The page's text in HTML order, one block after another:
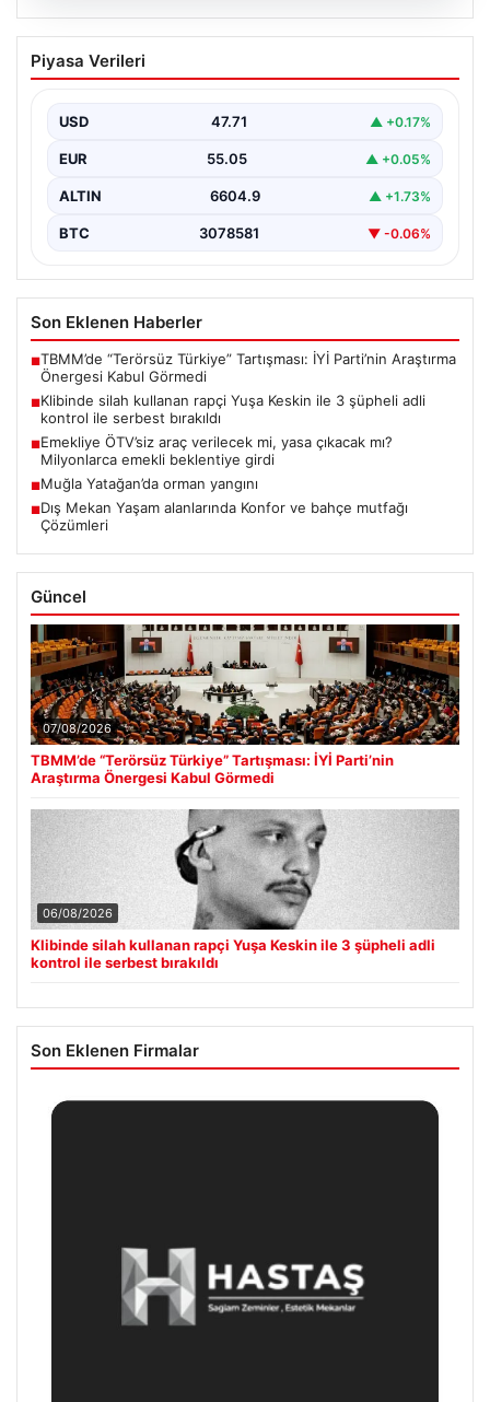
06.08.2026
Klibinde silah kullanan rapçi Yuşa
Keskin ile 3 şüpheli adli kontrol ile
Piyasa Verileri
USD 47.71 ▲ +0.17%
EUR 55.05 ▲ +0.05%
ALTIN 6604.9 ▲ +1.73%
BTC 3078581 ▼ -0.06%
Son Eklenen Haberler
■TBMM’de “Terörsüz Türkiye” Tartışması: İYİ Parti’nin Araştırma
Önergesi Kabul Görmedi
■Klibinde silah kullanan rapçi Yuşa Keskin ile 3 şüpheli adli
kontrol ile serbest bırakıldı
■Emekliye ÖTV’siz araç verilecek mi, yasa çıkacak mı?
Milyonlarca emekli beklentiye girdi
■Muğla Yatağan’da orman yangını
■Dış Mekan Yaşam alanlarında Konfor ve bahçe mutfağı
Çözümleri
Güncel
07/08/2026
TBMM’de “Terörsüz Türkiye” Tartışması: İYİ Parti’nin
Araştırma Önergesi Kabul Görmedi
06/08/2026
Klibinde silah kullanan rapçi Yuşa Keskin ile 3 şüpheli adli
kontrol ile serbest bırakıldı
Son Eklenen Firmalar